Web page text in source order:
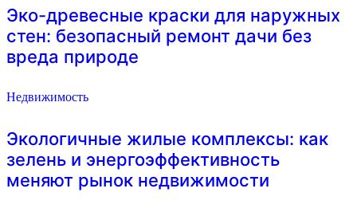
Эко-древесные краски для наружных
стен: безопасный ремонт дачи без
вреда природе
Недвижимость
Экологичные жилые комплексы: как
зелень и энергоэффективность
меняют рынок недвижимости